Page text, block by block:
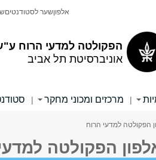
הפקולטה למדעי הרוח
אוניברסיטת תל אביב
אלפוןשער לסטודנטים
| מרכזים ומכוני מחקר |
הפקולטה למדעי הרוח
הפקולטה